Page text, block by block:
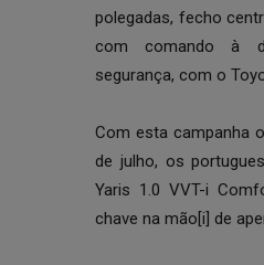
polegadas, fecho
com comando à
segurança, com o
Com esta campanha
de julho, os
Yaris 1.0 VVT-i
chave na mão[i] de